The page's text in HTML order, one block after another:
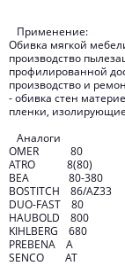
Применение:
Обивка мягкой
производство
профилированной
производство и
- обивка стен
пленки,
Аналоги
OMER 80
ATRO 8(80)
BEA 80-380
BOSTITCH 86/AZ33
DUO-FAST 80
HAUBOLD 800
KIHLBERG 680
PREBENA A
SENCO AT